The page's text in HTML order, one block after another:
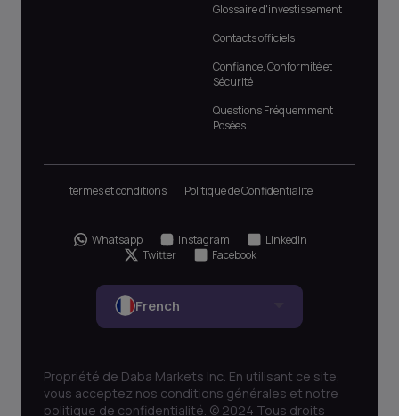
Glossaire d'investissement
Contacts officiels
Confiance, Conformité et
Sécurité
Questions Fréquemment
Posées
termes et conditions Politique de Confidentialite
Whatsapp Instagram
Linkedin
Twitter
Facebook
French
Propriété de Daba Markets Inc. En utilisant ce site,
vous acceptez nos conditions générales et notre
politique de confidentialité. © 2024 Tous droits